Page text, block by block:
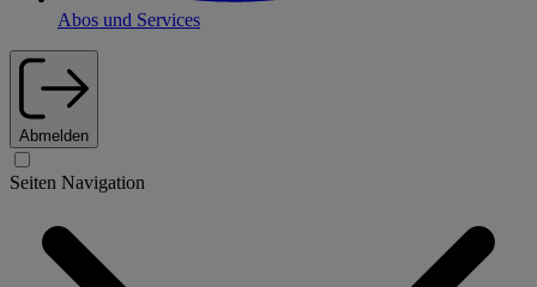
Abos und Services
Abmelden
Seiten Navigation